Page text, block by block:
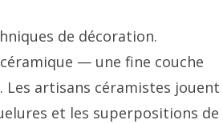
de décoration.
— une fine couche
artisans céramistes jouent
et les superpositions de